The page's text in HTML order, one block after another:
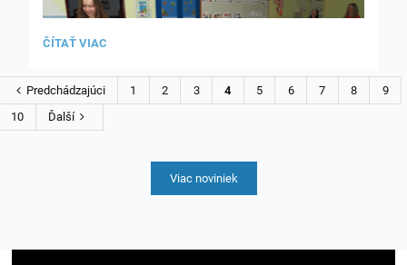
MIKULÁŠ:
ČÍTAŤ VIAC
Predchádzajúci 1 2 3 4 5 6 7 8
9
10
Ďalší
Viac noviniek